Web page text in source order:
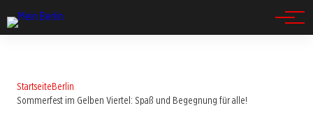
StartseiteBerlin
Sommerfest im Gelben Viertel: Spaß und Begegnung für alle!